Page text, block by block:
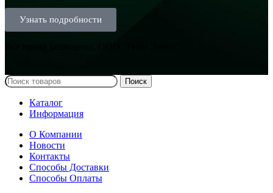
Узнать подробности
Поиск
Каталог
Информация
О Компании
Новости
Контакты
Способы Доставки
Способы Оплаты